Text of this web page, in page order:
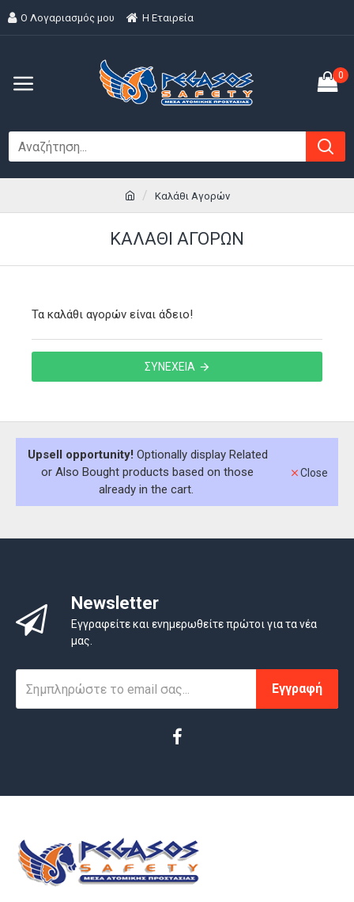
Ο Λογαριασμός μου H Εταιρεία
0
Καλάθι Αγορών
ΚΑΛΆΘΙ ΑΓΟΡΏΝ
Τα καλάθι αγορών είναι άδειο!
ΣΥΝΈΧΕΙΑ
Upsell opportunity! Optionally display Related
or Also Bought products based on those
already in the cart.
Close
Newsletter
Εγγραφείτε και ενημερωθείτε πρώτοι για τα νέα
μας.
Εγγραφή